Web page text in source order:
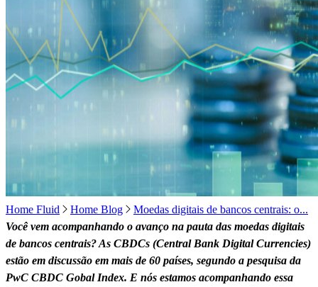
Home Fluid Home Blog
Moedas digitais de bancos centrais: o...
Você vem acompanhando o avanço na pauta das moedas digitais
de bancos centrais? As CBDCs (Central Bank Digital Currencies)
estão em discussão em mais de 60 países, segundo a pesquisa da
PwC CBDC Gobal Index. E nós estamos acompanhando essa